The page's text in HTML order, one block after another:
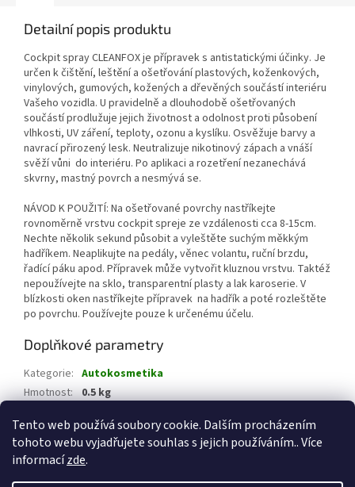
Tento web používá soubory cookie. Dalším procházením
tohoto webu vyjadřujete souhlas s jejich používáním.. Více
informacízde.
Detailní popis produktu
Cockpit spray CLEANFOX je přípravek s antistatickými účinky. Je
určen k čištění, leštění a ošetřování plastových, koženkových,
vinylových, gumových, kožených a dřevěných součástí interiéru
Vašeho vozidla. U pravidelně a dlouhodobě ošetřovaných
součástí prodlužuje jejich životnost a odolnost proti působení
vlhkosti, UV záření, teploty, ozonu a kyslíku. Osvěžuje barvy a
navrací přirozený lesk. Neutralizuje nikotinový zápach a vnáší
svěží vůni do interiéru. Po aplikaci a rozetření nezanechává
skvrny, mastný povrch a nesmývá se.
NÁVOD K POUŽITÍ: Na ošetřované povrchy nastříkejte
rovnoměrně vrstvu cockpit spreje ze vzdálenosti cca 8-15cm.
Nechte několik sekund působit a vyleštěte suchým měkkým
hadříkem. Neaplikujte na pedály, věnec volantu, ruční brzdu,
řadící páku apod. Přípravek může vytvořit kluznou vrstvu. Taktéž
nepoužívejte na sklo, transparentní plasty a lak karoserie. V
blízkosti oken nastříkejte přípravek na hadřík a poté rozleštěte
po povrchu. Používejte pouze k určenému účelu.
Doplňkové parametry
Kategorie: Autokosmetika
Hmotnost: 0.5 kg